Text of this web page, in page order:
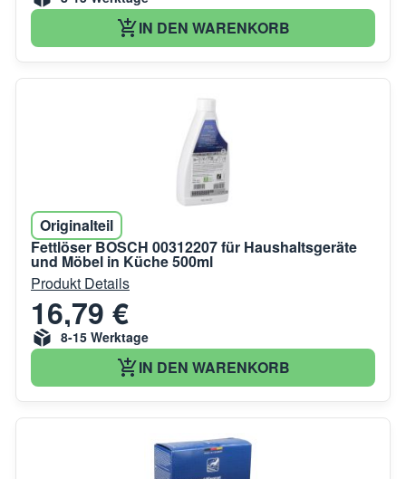
IN DEN WARENKORB
Originalteil
Fettlöser BOSCH 00312207 für Haushaltsgeräte
und Möbel in Küche 500ml
Produkt Details
16,79 €
8-15 Werktage
IN DEN WARENKORB